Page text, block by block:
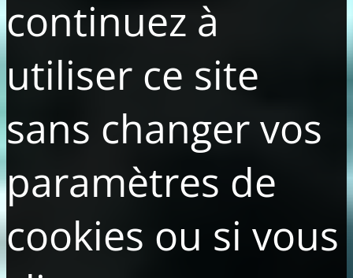
continuez à
utiliser ce site
sans changer vos
paramètres de
cookies ou si vous